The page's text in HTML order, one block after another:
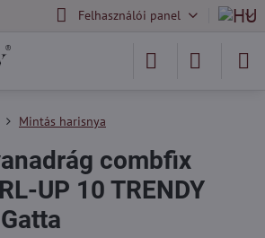
Felhasználói panel
Mintás harisnya
combfix
UP 10 TRENDY